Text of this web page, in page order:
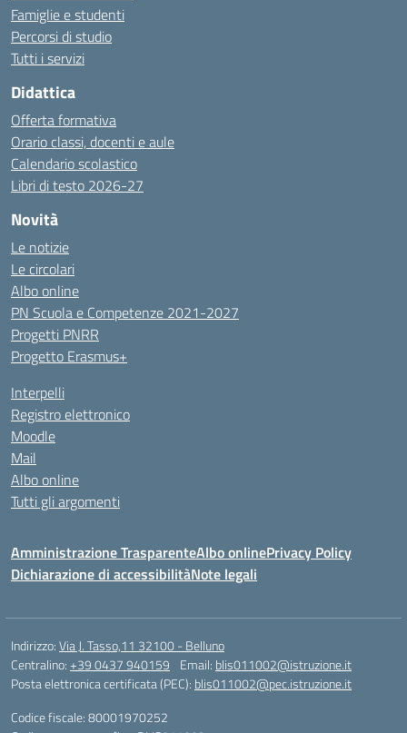
Famiglie e studenti
Percorsi di studio
Tutti i servizi
Didattica
Offerta formativa
Orario classi, docenti e aule
Calendario scolastico
Libri di testo 2026-27
Novità
Le notizie
Le circolari
Albo online
PN Scuola e Competenze 2021-2027
Progetti PNRR
Progetto Erasmus+
Interpelli
Registro elettronico
Moodle
Mail
Albo online
Tutti gli argomenti
Amministrazione TrasparenteAlbo onlinePrivacy Policy
Dichiarazione di accessibilitàNote legali
Indirizzo:Via J. Tasso,11 32100 - Belluno
Centralino:+39 0437 940159 Email: blis011002@istruzione.it
Posta elettronica certificata (PEC): blis011002@pec.istruzione.it
Codice fiscale: 80001970252